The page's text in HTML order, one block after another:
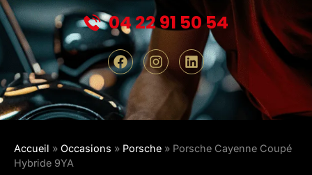
04 22 91 50 54
Accueil » Occasions » Porsche » Porsche Cayenne Coupé
Hybride 9YA